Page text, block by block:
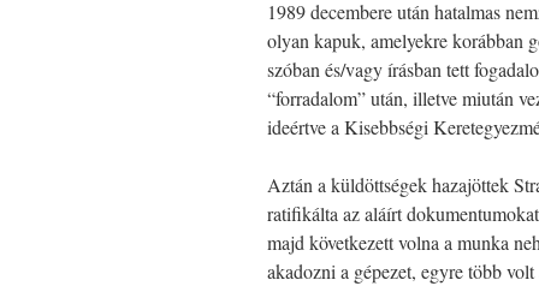
1989 decembere után hatalmas
olyan kapuk, amelyekre korábban
szóban és/vagy írásban tett
“forradalom” után, illetve miután
ideértve a Kisebbségi
Aztán a küldöttségek hazajöttek
ratifikálta az aláírt
majd következett volna a munka
akadozni a gépezet, egyre több